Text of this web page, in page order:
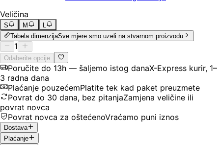
Veličina
S M
L
Tabela dimenzijaSve mjere smo uzeli na stvarnom proizvodu
1
Odaberite opcije
Poručite do 13h — šaljemo istog danaX-Express kurir, 1–
3 radna dana
Plaćanje pouzećemPlatite tek kad paket preuzmete
Povrat do 30 dana, bez pitanjaZamjena veličine ili
povrat novca
Povrat novca za oštećenoVraćamo puni iznos
Dostava
Plaćanje